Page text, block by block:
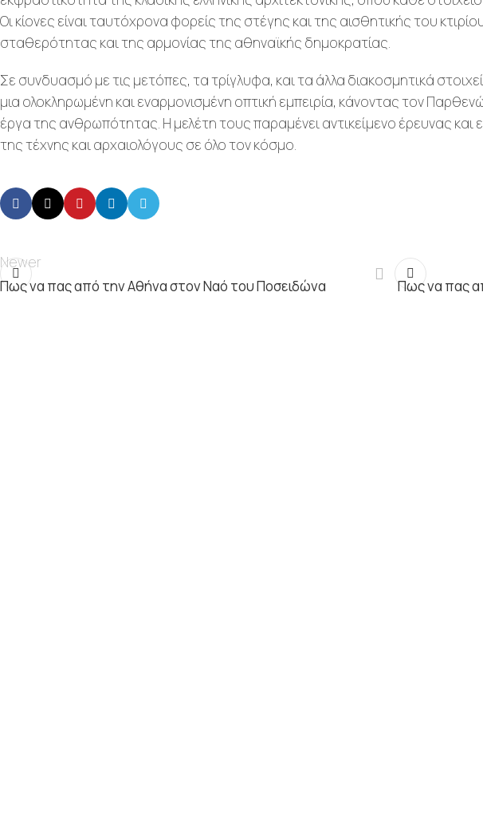
Οι κίονες είναι ταυτόχρονα φορείς της στέγης και της αισθητικής του
σταθερότητας και της αρμονίας της αθηναϊκής δημοκρατίας.
Σε συνδυασμό με τις μετόπες, τα τρίγλυφα, και τα άλλα διακοσμητικά
μια ολοκληρωμένη και εναρμονισμένη οπτική εμπειρία, κάνοντας τον
έργα της ανθρωπότητας. Η μελέτη τους παραμένει αντικείμενο έρευνας και
της τέχνης και αρχαιολόγους σε όλο τον κόσμο.
Newer
Πως να πας από την Αθήνα στον Ναό του Ποσειδώνα
Πως να πας